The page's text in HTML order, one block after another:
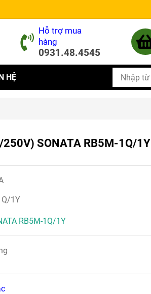
Hỗ trợ mua
hàng
0931.48.4545
HỆ
SONATA RB5M-1Q/1Y
1Y
RB5M-1Q/1Y